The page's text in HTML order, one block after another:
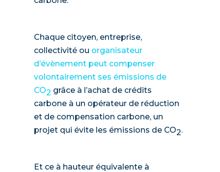
Chaque citoyen, entreprise,
collectivité ou organisateur
d’évènement peut compenser
volontairement ses émissions de
CO2 grâce à l’achat de crédits
carbone à un opérateur de réduction
et de compensation carbone, un
projet qui évite les émissions de CO2.
Et ce à hauteur équivalente à